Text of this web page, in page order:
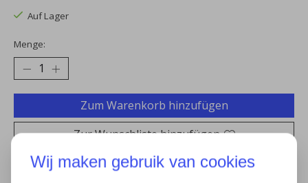
Auf Lager
Menge:
Zum Warenkorb hinzufügen
Zur Wunschliste hinzufügen
Kaufen
Wij maken gebruik van cookies